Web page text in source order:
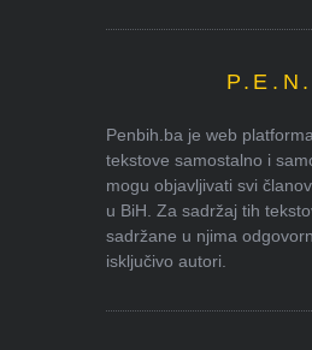
P.E.N.
Penbih.ba je web
tekstove samostalno i
mogu objavljivati svi
u BiH. Za sadržaj tih
sadržane u njima
isključivo autori.